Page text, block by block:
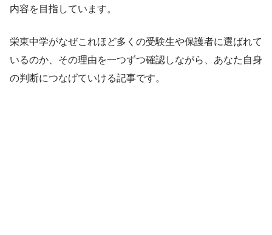
内容を目指しています。
栄東中学がなぜこれほど多くの受験生や保護者に選ばれて
いるのか、その理由を一つずつ確認しながら、あなた自身
の判断につなげていける記事です。